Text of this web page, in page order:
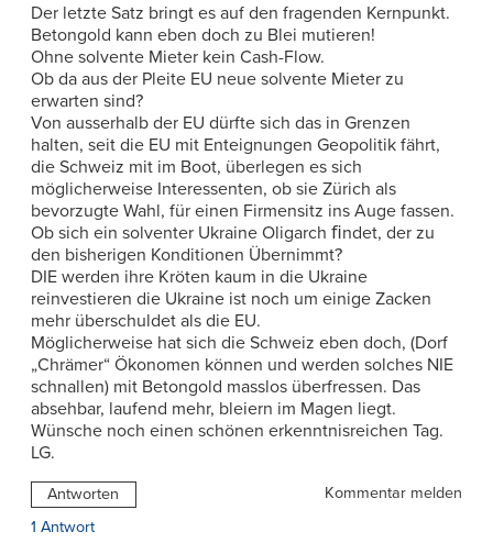
Der letzte Satz bringt es auf den fragenden Kernpunkt.
Betongold kann eben doch zu Blei mutieren!
Ohne solvente Mieter kein Cash-Flow.
Ob da aus der Pleite EU neue solvente Mieter zu
erwarten sind?
Von ausserhalb der EU dürfte sich das in Grenzen
halten, seit die EU mit Enteignungen Geopolitik fährt,
die Schweiz mit im Boot, überlegen es sich
möglicherweise Interessenten, ob sie Zürich als
bevorzugte Wahl, für einen Firmensitz ins Auge fassen.
Ob sich ein solventer Ukraine Oligarch ﬁndet, der zu
den bisherigen Konditionen Übernimmt?
DIE werden ihre Kröten kaum in die Ukraine
reinvestieren die Ukraine ist noch um einige Zacken
mehr überschuldet als die EU.
Möglicherweise hat sich die Schweiz eben doch, (Dorf
„Chrämer“ Ökonomen können und werden solches NIE
schnallen) mit Betongold masslos überfressen. Das
absehbar, laufend mehr, bleiern im Magen liegt.
Wünsche noch einen schönen erkenntnisreichen Tag.
LG.
Antworten
Kommentar melden
1 Antwort